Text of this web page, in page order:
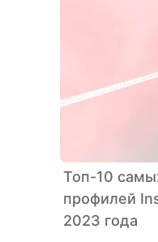
Топ-10
профилей
2023 года